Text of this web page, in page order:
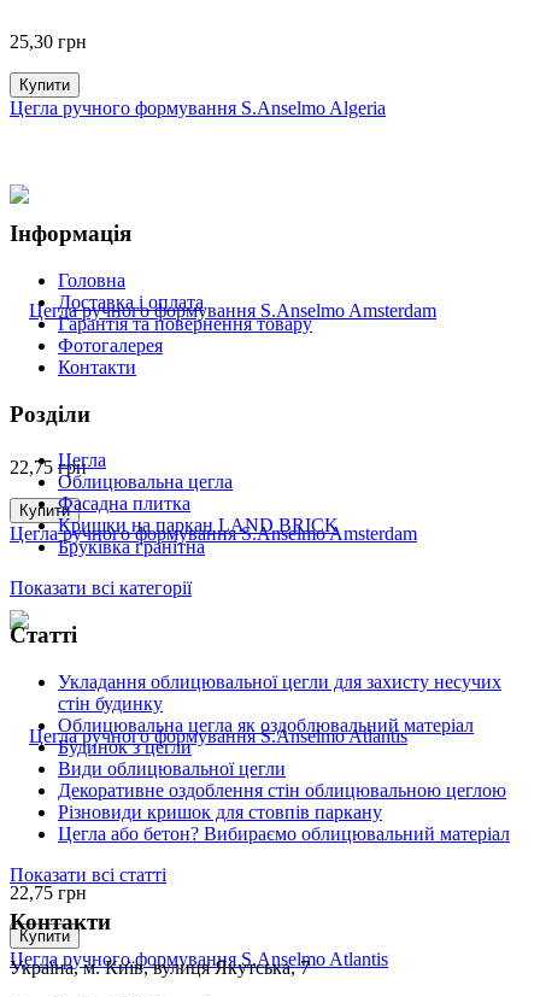
25,30 грн
Купити
Цегла ручного формування S.Anselmo Algeria
22,75 грн
Купити
Цегла ручного формування S.Anselmo Amsterdam
22,75 грн
Купити
Цегла ручного формування S.Anselmo Atlantis
Інформація
Головна
Доставка і оплата
Гарантія та повернення товару
Фотогалерея
Контакти
Розділи
Цегла
Облицювальна цегла
Фасадна плитка
Кришки на паркан LAND BRICK
Бруківка гранітна
Показати всі категорії
Статті
Укладання облицювальної цегли для захисту несучих
стін будинку
Облицювальна цегла як оздоблювальний матеріал
Будинок з цегли
Види облицювальної цегли
Декоративне оздоблення стін облицювальною цеглою
Різновиди кришок для стовпів паркану
Цегла або бетон? Вибираємо облицювальний матеріал
Показати всі статті
Контакти
Україна, м. Київ, вулиця Якутська, 7